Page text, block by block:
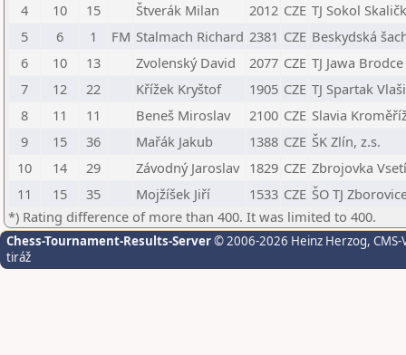
4
10 15 Štverák Milan 2012 CZE TJ Sokol
5
6 1 FM Stalmach Richard 2381 CZE Beskydská
6
10 13 Zvolenský David 2077 CZE TJ Jawa Brodce
7
12 22 Křížek Kryštof 1905 CZE TJ Spartak
8
11 11 Beneš Miroslav 2100 CZE Slavia
9
15 36 Mařák Jakub 1388 CZE ŠK Zlín, z.s.
10
14 29 Závodný Jaroslav 1829 CZE Zbrojovka
11
15 35 Mojžíšek Jiří 1533 CZE ŠO TJ
*) Rating difference of more than 400. It was limited to 400.
Chess-Tournament-Results-Server© 2006-2026 Heinz Herzog,
tiráž